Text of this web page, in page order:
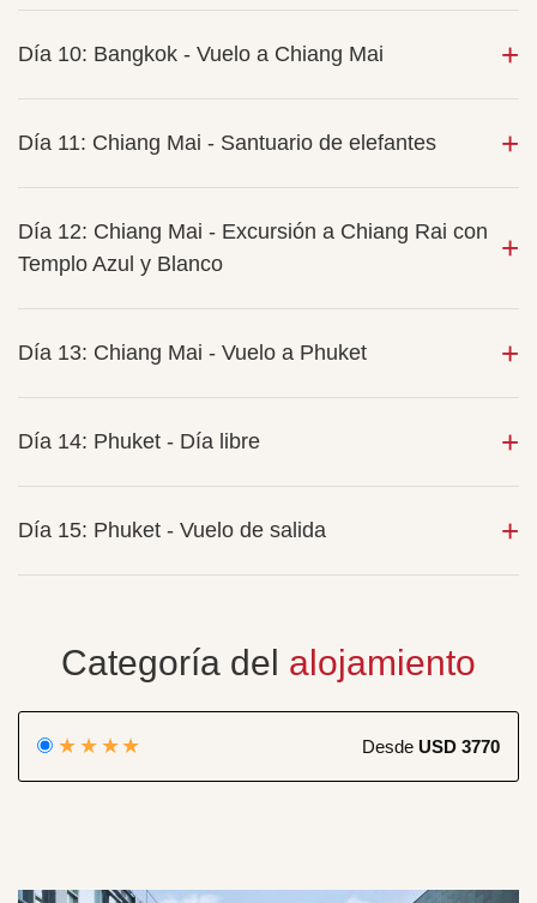
Día 10: Bangkok - Vuelo a Chiang Mai
Día 11: Chiang Mai - Santuario de elefantes
Día 12: Chiang Mai - Excursión a Chiang Rai con
Templo Azul y Blanco
Día 13: Chiang Mai - Vuelo a Phuket
Día 14: Phuket - Día libre
Día 15: Phuket - Vuelo de salida
Categoría del alojamiento
★★★★ Desde USD 3770